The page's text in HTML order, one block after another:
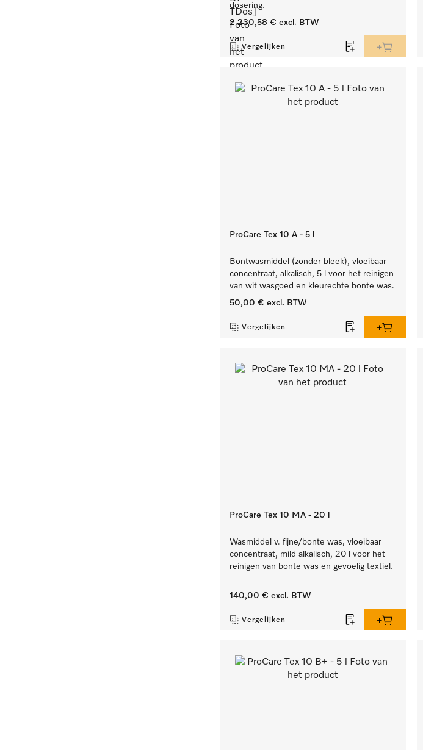
dosering.
2.230,58 € excl. BTW
Vergelijken
ProCare Tex 10 A - 5 l
Bontwasmiddel (zonder bleek), vloeibaar
concentraat, alkalisch, 5 l voor het reinigen
van wit wasgoed en kleurechte bonte was.
50,00 € excl. BTW
Vergelijken
ProCare Tex 10 MA - 20 l
Wasmiddel v. fijne/bonte was, vloeibaar
concentraat, mild alkalisch, 20 l voor het
reinigen van bonte was en gevoelig textiel.
140,00 € excl. BTW
Vergelijken